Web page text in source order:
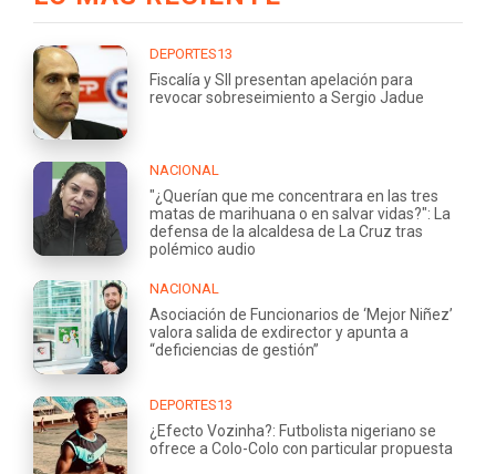
DEPORTES13
Fiscalía y SII presentan apelación para
revocar sobreseimiento a Sergio Jadue
NACIONAL
"¿Querían que me concentrara en las tres
matas de marihuana o en salvar vidas?": La
defensa de la alcaldesa de La Cruz tras
polémico audio
NACIONAL
Asociación de Funcionarios de ‘Mejor Niñez’
valora salida de exdirector y apunta a
“deficiencias de gestión”
DEPORTES13
¿Efecto Vozinha?: Futbolista nigeriano se
ofrece a Colo-Colo con particular propuesta